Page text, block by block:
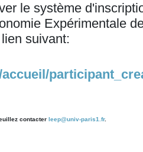
le système
Expérimentale
suivant:
contacter leep@univ-paris1.fr.